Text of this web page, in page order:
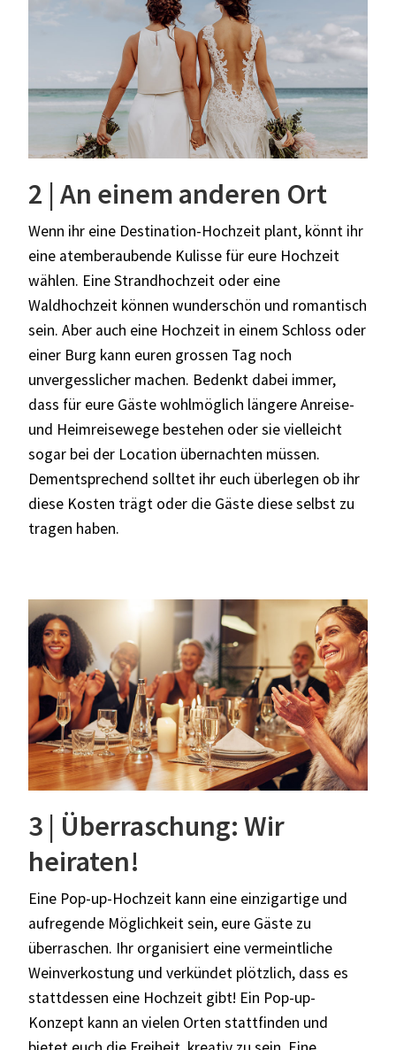
2 | An einem anderen Ort
Wenn ihr eine Destination-Hochzeit plant, könnt ihr
eine atemberaubende Kulisse für eure Hochzeit
wählen. Eine Strandhochzeit oder eine
Waldhochzeit können wunderschön und romantisch
sein. Aber auch eine Hochzeit in einem Schloss oder
einer Burg kann euren grossen Tag noch
unvergesslicher machen. Bedenkt dabei immer,
dass für eure Gäste wohlmöglich längere Anreise-
und Heimreisewege bestehen oder sie vielleicht
sogar bei der Location übernachten müssen.
Dementsprechend solltet ihr euch überlegen ob ihr
diese Kosten trägt oder die Gäste diese selbst zu
tragen haben.
3 | Überraschung: Wir
heiraten!
Eine Pop-up-Hochzeit kann eine einzigartige und
aufregende Möglichkeit sein, eure Gäste zu
überraschen. Ihr organisiert eine vermeintliche
Weinverkostung und verkündet plötzlich, dass es
stattdessen eine Hochzeit gibt! Ein Pop-up-
Konzept kann an vielen Orten stattfinden und